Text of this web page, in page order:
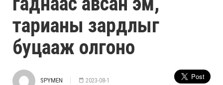
тарианы зардлыг
буцааж олгоно
SPYMEN 2023-08-1